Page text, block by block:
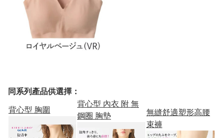
同系列產品供選擇：
背心型 胸圍
背心型 內衣 附 無
鋼圈 胸墊
無縫舒適塑形高腰
束褲